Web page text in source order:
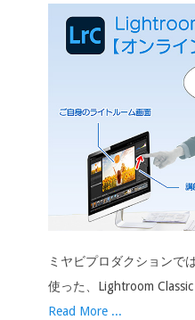
ミヤビプロダクションで
使った、Lightroom
Read More ...